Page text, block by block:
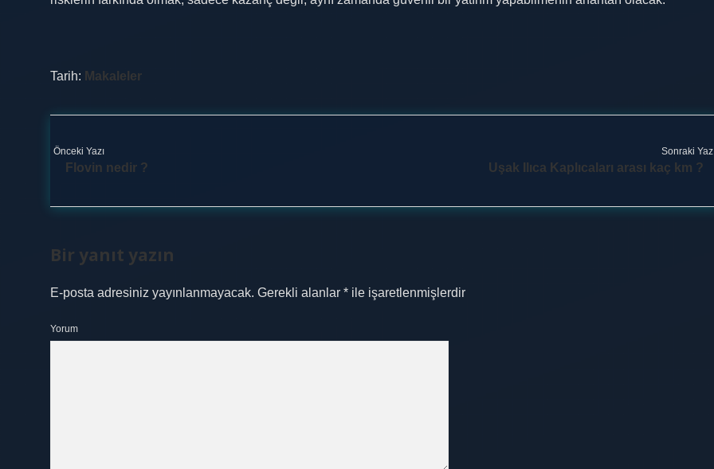
Tarih: Makaleler
Önceki Yazı
Flovin nedir ?
Sonraki
Uşak Ilıca Kaplıcaları arası kaç km ?
Bir yanıt yazın
E-posta adresiniz yayınlanmayacak. Gerekli alanlar * ile işaretlenmişlerdir
Yorum